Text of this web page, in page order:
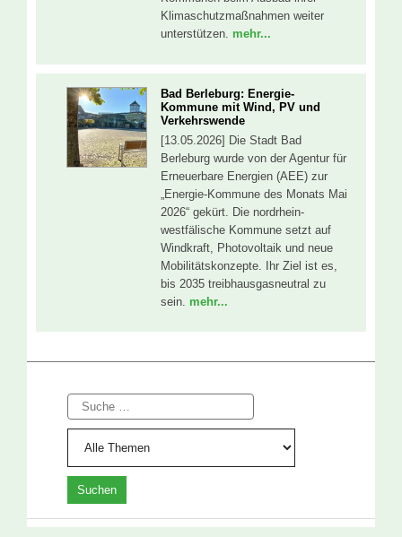
Klimaschutzmaßnahmen weiter
unterstützen. mehr...
Bad Berleburg: Energie-
Kommune mit Wind, PV und
Verkehrswende
[13.05.2026] Die Stadt Bad
Berleburg wurde von der Agentur für
Erneuerbare Energien (AEE) zur
„Energie-Kommune des Monats Mai
2026“ gekürt. Die nordrhein-
westfälische Kommune setzt auf
Windkraft, Photovoltaik und neue
Mobilitätskonzepte. Ihr Ziel ist es,
bis 2035 treibhausgasneutral zu
sein. mehr...
Suche